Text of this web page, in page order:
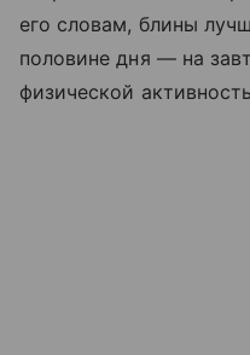
его словам, блины
половине дня — на
физической